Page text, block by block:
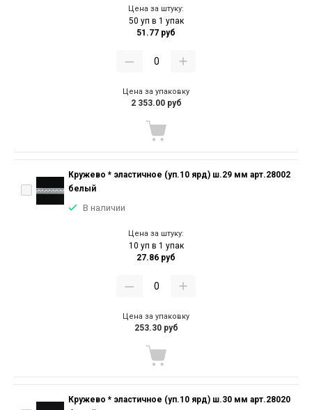
Цена за штуку:
50 уп в 1 упак
51.77 руб
Цена за упаковку
2 353.00 руб
Кружево * эластичное (уп.10 ярд) ш.29 мм арт.28002
белый
В наличии
Цена за штуку:
10 уп в 1 упак
27.86 руб
Цена за упаковку
253.30 руб
Кружево * эластичное (уп.10 ярд) ш.30 мм арт.28020